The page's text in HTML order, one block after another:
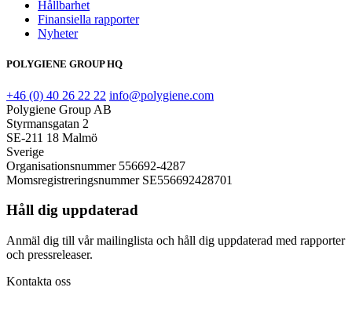
Hållbarhet
Finansiella rapporter
Nyheter
POLYGIENE GROUP HQ
+46 (0) 40 26 22 22 info@polygiene.com
Polygiene Group AB
Styrmansgatan 2
SE-211 18 Malmö
Sverige
Organisationsnummer 556692-4287
Momsregistreringsnummer SE556692428701
Håll dig uppdaterad
Anmäl dig till vår mailinglista och håll dig uppdaterad med rapporter
och pressreleaser.
Kontakta oss